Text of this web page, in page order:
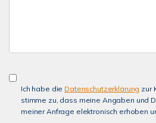
Ich habe die Datenschutzerklärung zur
stimme zu, dass meine Angaben und
meiner Anfrage elektronisch erhoben